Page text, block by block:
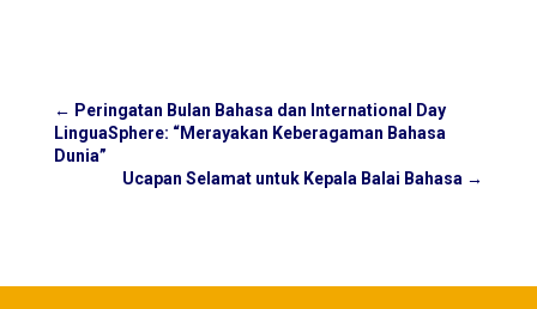
← Peringatan Bulan Bahasa dan International Day
LinguaSphere: “Merayakan Keberagaman Bahasa
Dunia”
Ucapan Selamat untuk Kepala Balai Bahasa →